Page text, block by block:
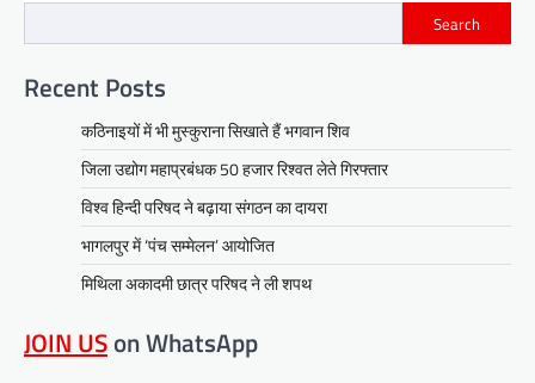
Search
Recent Posts
कठिनाइयों में भी मुस्कुराना सिखाते हैं भगवान शिव
जिला उद्योग महाप्रबंधक 50 हजार रिश्वत लेते गिरफ्तार
विश्व हिन्दी परिषद ने बढ़ाया संगठन का दायरा
भागलपुर में ‘पंच सम्मेलन’ आयोजित
मिथिला अकादमी छात्र परिषद ने ली शपथ
JOIN USon WhatsApp